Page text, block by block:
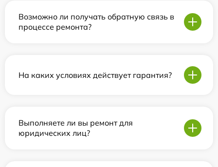
Возможно ли получать обратную связь в
процессе ремонта?
На каких условиях действует гарантия?
Выполняете ли вы ремонт для
юридических лиц?